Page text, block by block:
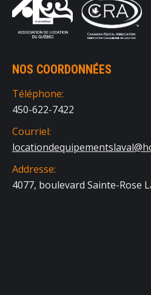
NOS COORDONNÉES
Téléphone:
450-622-7422
Courriel:
Addresse:
4077, boulevard Sainte-Rose